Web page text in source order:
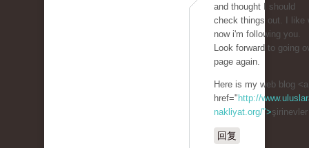
and thought I should
check things out. I like
now i'm following you.
Look forward to going
page again.
Here is my web blog <a
href=" http://
nakliyat.org/">
回复